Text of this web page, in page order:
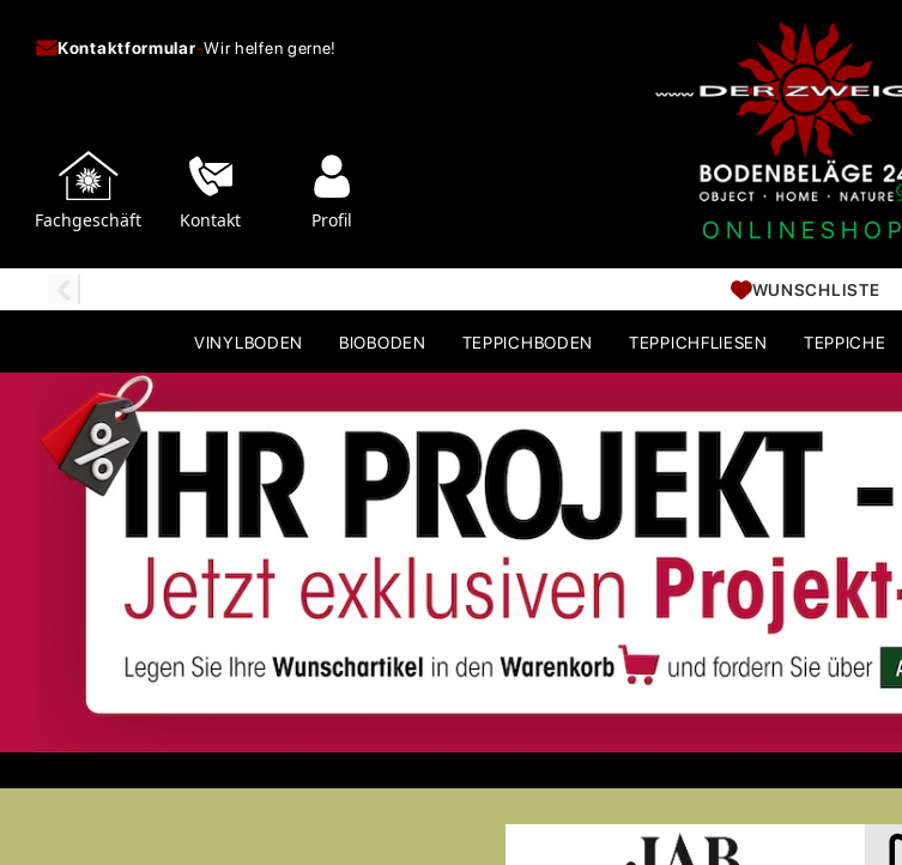
Kontaktformular-Wir helfen gerne!
Fachgeschäft Kontakt Profil ONLINESHOP
WUNSCHLISTE
VINYLBODEN BIOBODEN TEPPICHBODEN TEPPICHFLIESEN TEPPICHE